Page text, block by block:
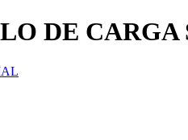
DE CARGA